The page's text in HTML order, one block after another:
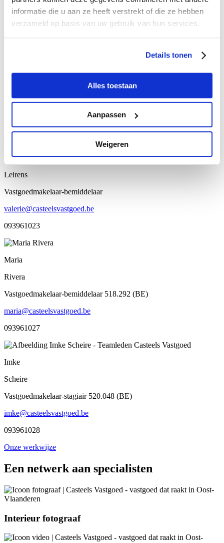
informatie die u aan ze heeft verstrekt of die ze hebben
verzameld op basis van uw gebruik van hun services.
Details tonen
Alles toestaan
Aanpassen
Weigeren
welkom@casteelsvastgoed.be
092309910
Kickx
Vastgoedmakelaar-bemiddelaar 518.014 (BE)
camille@casteelsvastgoed.be
Valerie
Leirens
Vastgoedmakelaar-bemiddelaar
valerie@casteelsvastgoed.be
093961023
Maria
Rivera
Vastgoedmakelaar-bemiddelaar 518.292 (BE)
maria@casteelsvastgoed.be
093961027
Imke
Scheire
Vastgoedmakelaar-stagiair 520.048 (BE)
imke@casteelsvastgoed.be
093961028
Onze werkwijze
Een netwerk aan specialisten
Interieur fotograaf